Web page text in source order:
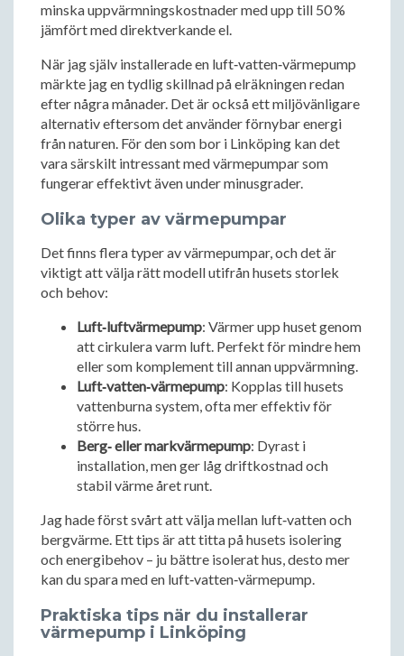
minska uppvärmningskostnader med upp till 50 %
jämfört med direktverkande el.
När jag själv installerade en luft‑vatten‑värmepump
märkte jag en tydlig skillnad på elräkningen redan
efter några månader. Det är också ett miljövänligare
alternativ eftersom det använder förnybar energi
från naturen. För den som bor i Linköping kan det
vara särskilt intressant med värmepumpar som
fungerar effektivt även under minusgrader.
Olika typer av värmepumpar
Det finns flera typer av värmepumpar, och det är
viktigt att välja rätt modell utifrån husets storlek
och behov:
Luft‑luftvärmepump: Värmer upp huset genom
att cirkulera varm luft. Perfekt för mindre hem
eller som komplement till annan uppvärmning.
Luft‑vatten‑värmepump: Kopplas till husets
vattenburna system, ofta mer effektiv för
större hus.
Berg‑ eller markvärmepump: Dyrast i
installation, men ger låg driftkostnad och
stabil värme året runt.
Jag hade först svårt att välja mellan luft‑vatten och
bergvärme. Ett tips är att titta på husets isolering
och energibehov – ju bättre isolerat hus, desto mer
kan du spara med en luft‑vatten‑värmepump.
Praktiska tips när du installerar
värmepump i Linköping